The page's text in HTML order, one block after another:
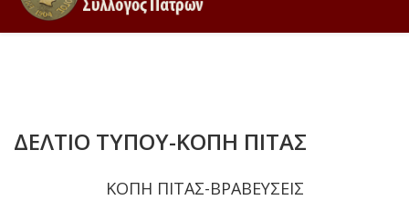
ΔΕΛΤΙΟ ΤΥΠΟΥ-ΚΟΠΗ ΠΙΤΑΣ
ΚΟΠΗ ΠΙΤΑΣ-ΒΡΑΒΕΥΣΕΙΣ